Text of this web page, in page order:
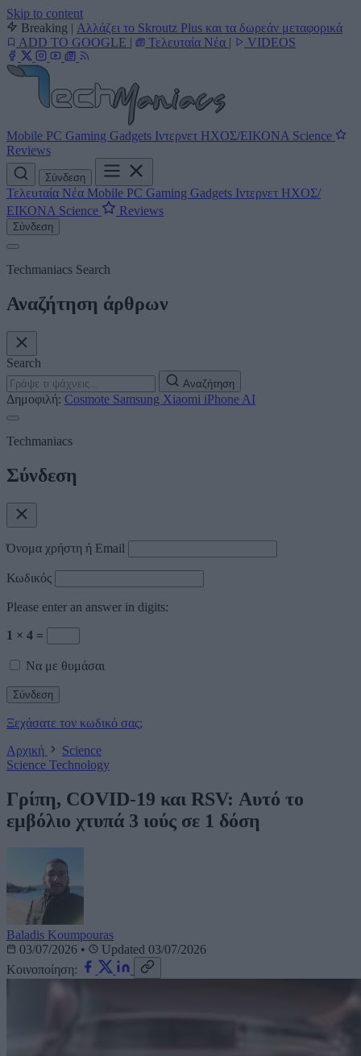
Skip to content
Breaking | Αλλάζει το Skroutz Plus και τα δωρεάν μεταφορικά
ADD TO GOOGLE | Τελευταία Νέα | VIDEOS
Mobile PC Gaming Gadgets Ιντερνετ ΗΧΟΣ/ΕΙΚΟΝΑ Science
Reviews
Σύνδεση
Τελευταία Νέα Mobile PC Gaming Gadgets Ιντερνετ ΗΧΟΣ/
ΕΙΚΟΝΑ Science Reviews
Σύνδεση
Techmaniacs Search
Αναζήτηση άρθρων
Search
Αναζήτηση
Δημοφιλή: Cosmote Samsung Xiaomi iPhone AI
Techmaniacs
Σύνδεση
Όνομα χρήστη ή Email
Κωδικός
Please enter an answer in digits:
1 × 4 =
Να με θυμάσαι
Ξεχάσατε τον κωδικό σας;
Αρχική
Science
Science Technology
Γρίπη, COVID-19 και RSV: Αυτό το
εμβόλιο χτυπά 3 ιούς σε 1 δόση
Baladis Koumpouras
03/07/2026 •
Updated 03/07/2026
Κοινοποίηση: